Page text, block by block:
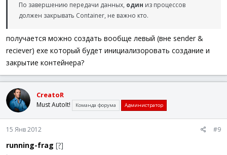
По завершению передачи данных, один из процессов
должен закрывать Container, не важно кто.
получается можно создать вообще левый (вне sender &
reciever) exe который будет инициализоровать создание и
закрытие контейнера?
CreatoR
Must AutoIt! Команда форума Администратор
15 Янв 2012 #9
running-frag [?]